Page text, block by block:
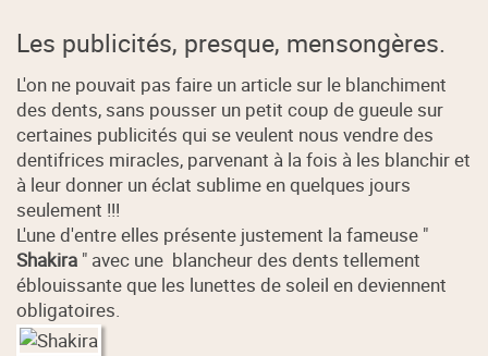
Les publicités, presque, mensongères.
L'on ne pouvait pas faire un article sur le blanchiment
des dents, sans pousser un petit coup de gueule sur
certaines publicités qui se veulent nous vendre des
dentifrices miracles, parvenant à la fois à les blanchir et
à leur donner un éclat sublime en quelques jours
seulement !!!
L'une d'entre elles présente justement la fameuse "
Shakira " avec une blancheur des dents tellement
éblouissante que les lunettes de soleil en deviennent
obligatoires.